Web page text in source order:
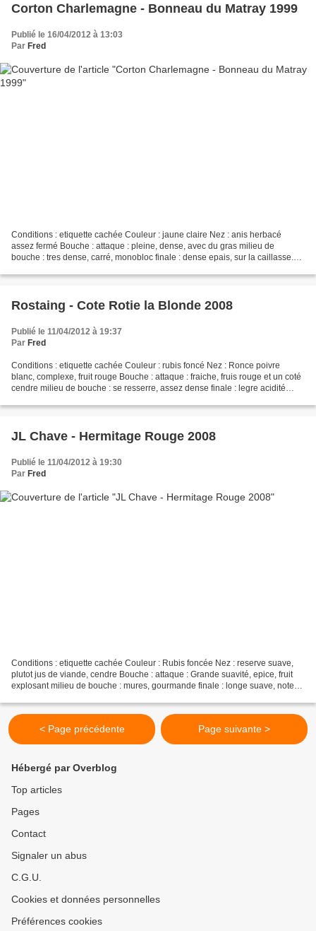
Corton Charlemagne - Bonneau du Matray 1999
Publié le 16/04/2012 à 13:03
Par Fred
Conditions : etiquette cachée Couleur : jaune claire Nez : anis herbacé
assez fermé Bouche : attaque : pleine, dense, avec du gras milieu de
bouche : tres dense, carré, monobloc finale : dense epais, sur la caillasse.
Rostaing - Cote Rotie la Blonde 2008
Publié le 11/04/2012 à 19:37
Par Fred
Conditions : etiquette cachée Couleur : rubis foncé Nez : Ronce poivre
blanc, complexe, fruit rouge Bouche : attaque : fraiche, fruis rouge et un coté
cendre milieu de bouche : se resserre, assez dense finale : legre acidité
JL Chave - Hermitage Rouge 2008
Publié le 11/04/2012 à 19:30
Par Fred
Conditions : etiquette cachée Couleur : Rubis foncée Nez : reserve suave,
plutot jus de viande, cendre Bouche : attaque : Grande suavité, epice, fruit
explosant milieu de bouche : mures, gourmande finale : longe suave, notes
< Page précédente Page suivante >
Hébergé par Overblog
Top articles
Pages
Contact
Signaler un abus
C.G.U.
Cookies et données personnelles
Préférences cookies